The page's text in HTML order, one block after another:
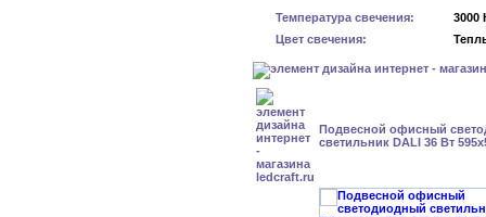
Температура свечения:
3000
Цвет свечения:
Подвесной офисный
светильник DALI 36 Вт